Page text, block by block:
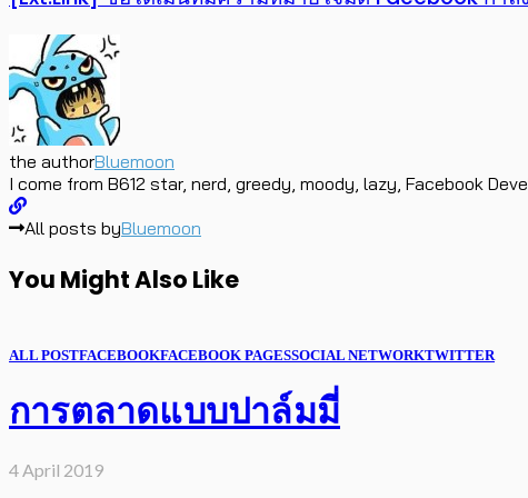
the authorBluemoon
I come from B612 star, nerd, greedy, moody, lazy, Facebook
All posts byBluemoon
You Might Also Like
ALL POSTFACEBOOKFACEBOOK PAGESSOCIAL NETWORKTWITTER
การตลาดแบบปาล์มมี่
4 April 2019